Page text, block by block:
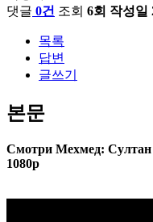
댓글 0건 조회 6회 작성일
목록
답변
글쓰기
본문
Смотри Мехмед: Султан
1080p